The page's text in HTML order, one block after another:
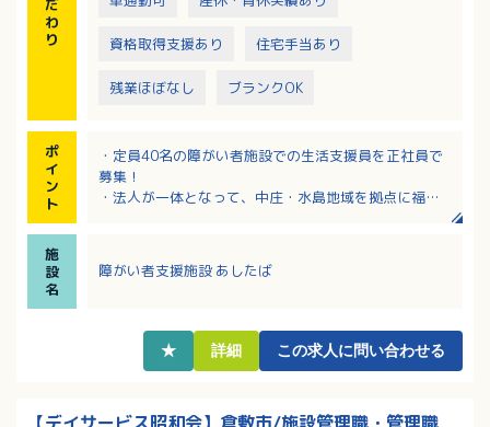
だ
わ
り
資格取得支援あり 住宅手当あり
残業ほぼなし ブランクOK
ポ
イ
ン
ト
・定員40名の障がい者施設での生活支援員を正社員で
募集！
・法人が一体となって、中庄・水島地域を拠点に福祉
・該当者には住宅手当・子ども手当あり
・「おかやま☆フクシ・カイゴ職場すまいる宣言」制
施
設
名
障がい者支援施設 あしたば
★ 詳細 この求人に問い合わせる